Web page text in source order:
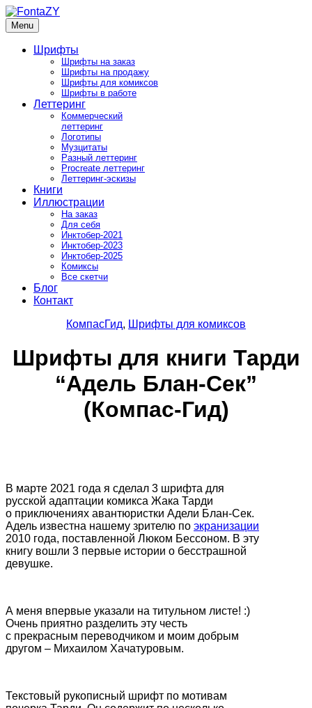
Skip
to
content
FontaZY
Fonts and pictures by Zakhar Yaschin
Menu
Шрифты
Шрифты на заказ
Шрифты на продажу
Шрифты для комиксов
Шрифты в работе
Леттеринг
Коммерческий
леттеринг
Логотипы
Музцитаты
Разный леттеринг
Procreate леттеринг
Леттеринг-эскизы
Книги
Иллюстрации
На заказ
Для себя
Инктобер-2021
Инктобер-2023
Инктобер-2025
Комиксы
Все скетчи
Блог
Контакт
КомпасГид, Шрифты для комиксов
Шрифты для книги Тарди
“Адель Блан-Сек”
(Компас-Гид)
В марте 2021 года я сделал 3 шрифта для
русской адаптации комикса Жака Тарди
о приключениях авантюристки Адели Блан-Сек.
Адель известна нашему зрителю по экранизации
2010 года, поставленной Люком Бессоном. В эту
книгу вошли 3 первые истории о бесстрашной
девушке.
А меня впервые указали на титульном листе! :)
Очень приятно разделить эту честь
с прекрасным переводчиком и моим добрым
другом – Михаилом Хачатуровым.
Текстовый рукописный шрифт по мотивам